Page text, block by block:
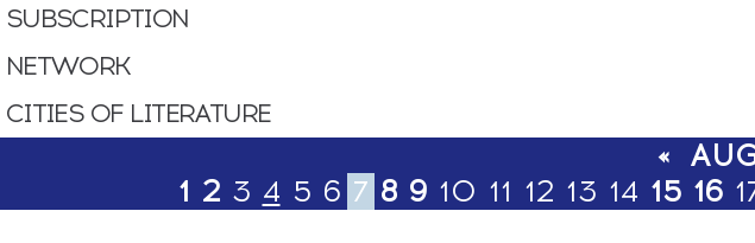
SUBSСRIPTION
NETWORK
CITIES OF LITERATURE
«
1 2 3 4 5 6 7 8 9 10 11 12 13 14 15 16